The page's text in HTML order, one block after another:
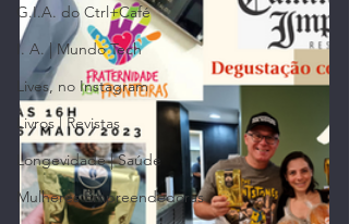
G.I.A. do Ctrl+Café
I. A. | Mundo Tech
Lives, no Instagram
Livros | Revistas
Longevidade | Saúde
Mulheres Empreendedoras